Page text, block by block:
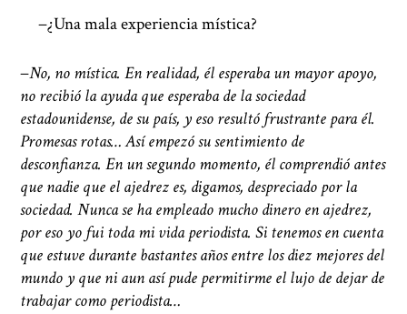
−¿Una mala experiencia mística?
−No, no mística. En realidad, él esperaba un mayor apoyo,
no recibió la ayuda que esperaba de la sociedad
estadounidense, de su país, y eso resultó frustrante para él.
Promesas rotas… Así empezó su sentimiento de
desconfianza. En un segundo momento, él comprendió antes
que nadie que el ajedrez es, digamos, despreciado por la
sociedad. Nunca se ha empleado mucho dinero en ajedrez,
por eso yo fui toda mi vida periodista. Si tenemos en cuenta
que estuve durante bastantes años entre los diez mejores del
mundo y que ni aun así pude permitirme el lujo de dejar de
trabajar como periodista…